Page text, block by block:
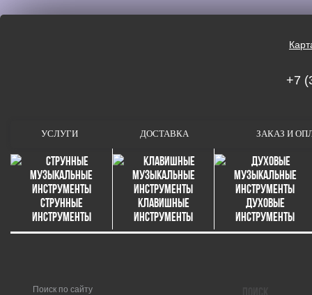
+7
УСЛУГИ ДОСТАВКА ЗАКАЗ И
Струнные
инструменты
Клавишные
инструменты
Духовые
инструменты